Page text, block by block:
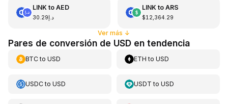
LINKto AED
د.إ30.29
LINKto ARS
$12,364.29
Ver más ↓
Pares de conversión de USD en tendencia
BTCto USD ETH toUSD
USDCto USD USDT toUSD